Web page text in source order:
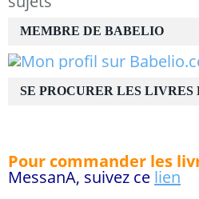
MEMBRE DE BABELIO
SE PROCURER LES
Pour commander les
MessanA, suivez ce lien